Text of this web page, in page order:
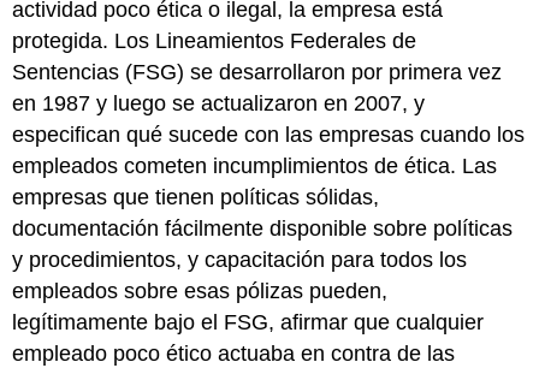
actividad poco ética o ilegal, la empresa está
protegida. Los Lineamientos Federales de
Sentencias (FSG) se desarrollaron por primera vez
en 1987 y luego se actualizaron en 2007, y
especifican qué sucede con las empresas cuando los
empleados cometen incumplimientos de ética. Las
empresas que tienen políticas sólidas,
documentación fácilmente disponible sobre políticas
y procedimientos, y capacitación para todos los
empleados sobre esas pólizas pueden,
legítimamente bajo el FSG, afirmar que cualquier
empleado poco ético actuaba en contra de las